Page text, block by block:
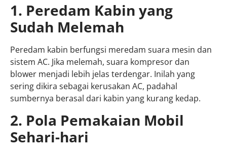
1. Peredam Kabin yang
Sudah Melemah
Peredam kabin berfungsi meredam suara mesin dan
sistem AC. Jika melemah, suara kompresor dan
blower menjadi lebih jelas terdengar. Inilah yang
sering dikira sebagai kerusakan AC, padahal
sumbernya berasal dari kabin yang kurang kedap.
2. Pola Pemakaian Mobil
Sehari-hari